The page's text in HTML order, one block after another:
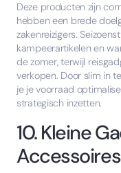
Deze producten zijn
hebben een brede
zakenreizigers.
kampeerartikelen en
de zomer, terwijl
verkopen. Door slim in
je je voorraad
strategisch inzetten.
10. Kleine
Accessoires